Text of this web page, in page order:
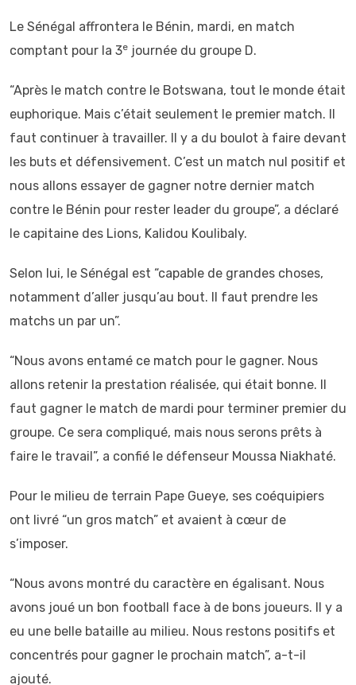
Le Sénégal affrontera le Bénin, mardi, en match
comptant pour la 3e journée du groupe D.
“Après le match contre le Botswana, tout le monde était
euphorique. Mais c’était seulement le premier match. Il
faut continuer à travailler. Il y a du boulot à faire devant
les buts et défensivement. C’est un match nul positif et
nous allons essayer de gagner notre dernier match
contre le Bénin pour rester leader du groupe”, a déclaré
le capitaine des Lions, Kalidou Koulibaly.
Selon lui, le Sénégal est “capable de grandes choses,
notamment d’aller jusqu’au bout. Il faut prendre les
matchs un par un”.
“Nous avons entamé ce match pour le gagner. Nous
allons retenir la prestation réalisée, qui était bonne. Il
faut gagner le match de mardi pour terminer premier du
groupe. Ce sera compliqué, mais nous serons prêts à
faire le travail”, a confié le défenseur Moussa Niakhaté.
Pour le milieu de terrain Pape Gueye, ses coéquipiers
ont livré “un gros match” et avaient à cœur de
s’imposer.
“Nous avons montré du caractère en égalisant. Nous
avons joué un bon football face à de bons joueurs. Il y a
eu une belle bataille au milieu. Nous restons positifs et
concentrés pour gagner le prochain match”, a-t-il
ajouté.